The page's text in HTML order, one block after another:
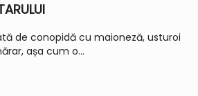
de conopidă cu maioneză, usturoi
așa cum o...